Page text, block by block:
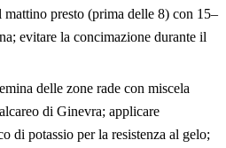
mattino presto (prima delle 8) con 15–
evitare la concimazione durante il
delle zone rade con miscela
di Ginevra; applicare
di potassio per la resistenza al gelo;